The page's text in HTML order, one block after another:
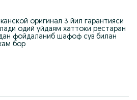
оригинал 3 йил гарантияси
одий уйдаям хаттоки рестаран
фойдаланиб шафоф сув билан
бор